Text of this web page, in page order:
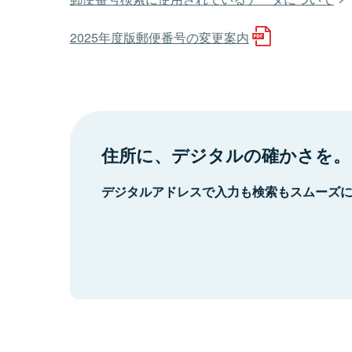
2025年度版郵便番号の変更案内
住所に、デジタルの確かさを。
デジタルアドレスで入力も検索もスムーズ